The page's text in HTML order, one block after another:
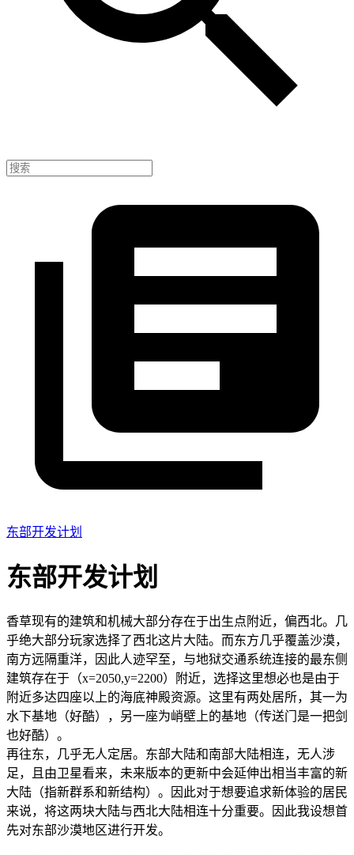
东部开发计划
东部开发计划
香草现有的建筑和机械大部分存在于出生点附近，偏西北。几
乎绝大部分玩家选择了西北这片大陆。而东方几乎覆盖沙漠，
南方远隔重洋，因此人迹罕至，与地狱交通系统连接的最东侧
建筑存在于（x=2050,y=2200）附近，选择这里想必也是由于
附近多达四座以上的海底神殿资源。这里有两处居所，其一为
水下基地（好酷），另一座为峭壁上的基地（传送门是一把剑
也好酷）。
再往东，几乎无人定居。东部大陆和南部大陆相连，无人涉
足，且由卫星看来，未来版本的更新中会延伸出相当丰富的新
大陆（指新群系和新结构）。因此对于想要追求新体验的居民
来说，将这两块大陆与西北大陆相连十分重要。因此我设想首
先对东部沙漠地区进行开发。